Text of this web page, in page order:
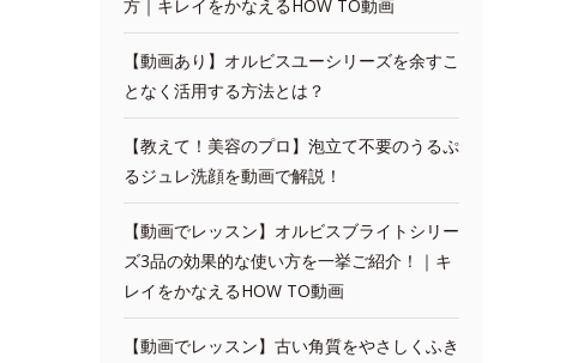
方｜キレイをかなえるHOW TO動画
【動画あり】オルビスユーシリーズを余すこ
となく活用する方法とは？
【教えて！美容のプロ】泡立て不要のうるぷ
るジュレ洗顔を動画で解説！
【動画でレッスン】オルビスブライトシリー
ズ3品の効果的な使い方を一挙ご紹介！｜キ
レイをかなえるHOW TO動画
【動画でレッスン】古い角質をやさしくふき